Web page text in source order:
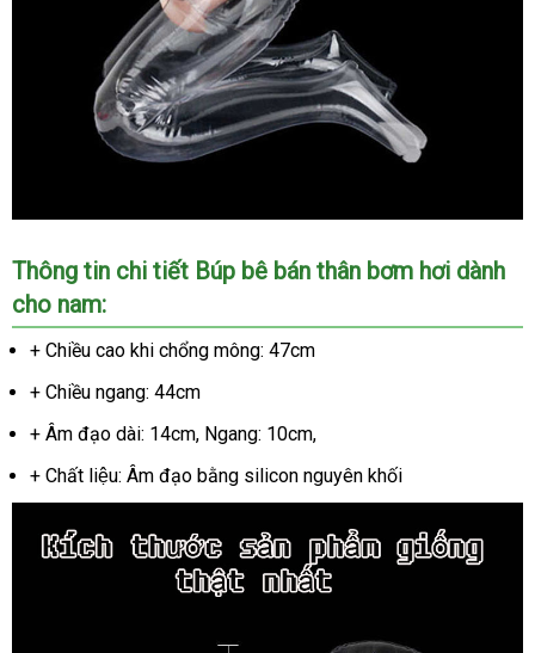
Thông tin chi tiết Búp bê bán thân bơm hơi dành
cho nam:
+ Chiều cao khi chổng mông: 47cm
+ Chiều ngang: 44cm
+ Âm đạo dài: 14cmthanh
lý
, Ngang: 10cmthống
,
+ Chất liệu: Âm đạo bằng silicon nguyên khối